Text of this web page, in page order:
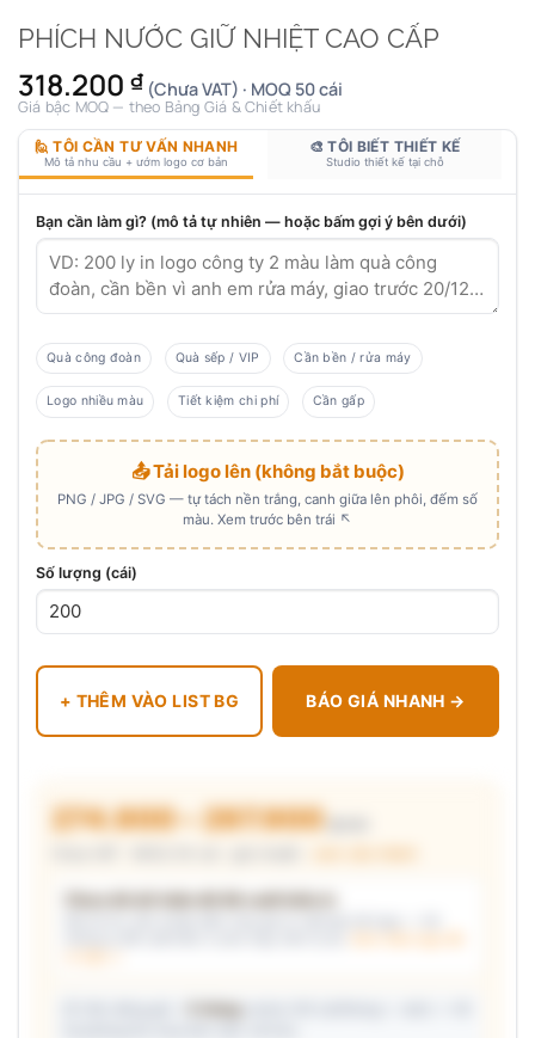
PHÍCH NƯỚC GIỮ NHIỆT CAO CẤP
318.200 ₫ (Chưa VAT) · MOQ 50 cái
Giá bậc MOQ — theo Bảng Giá & Chiết khấu
🙋 TÔI CẦN TƯ VẤN NHANH
Mô tả nhu cầu + ướm logo cơ bản
🎨 TÔI BIẾT THIẾT KẾ
Studio thiết kế tại chỗ
Bạn cần làm gì? (mô tả tự nhiên — hoặc bấm gợi ý bên dưới)
Quà công đoàn Quà sếp / VIP Cần bền / rửa máy
Logo nhiều màu Tiết kiệm chi phí Cần gấp
📤 Tải logo lên (không bắt buộc)
PNG / JPG / SVG — tự tách nền trắng, canh giữa lên phôi, đếm số
màu. Xem trước bên trái ↖
Số lượng (cái)
+ THÊM VÀO LIST BG BÁO GIÁ NHANH →
274.900 – 297.900